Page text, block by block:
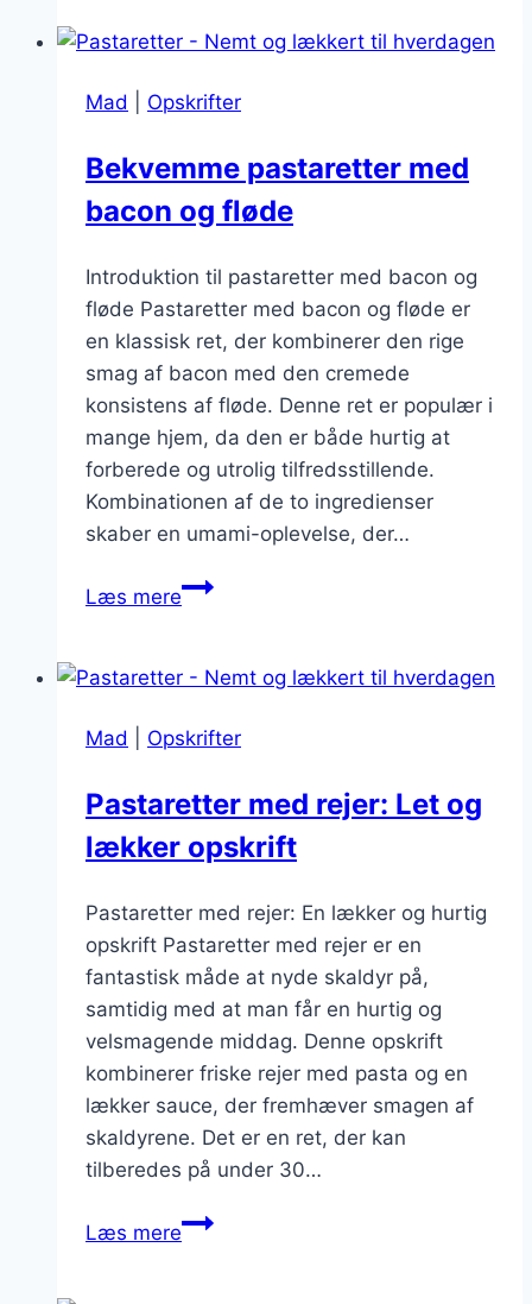
Et
kick
bordet
Mad Opskrifter
Bekvemme pastaretter med
bacon og fløde
Introduktion til pastaretter med bacon og
fløde Pastaretter med bacon og fløde er
en klassisk ret, der kombinerer den rige
smag af bacon med den cremede
konsistens af fløde. Denne ret er populær i
mange hjem, da den er både hurtig at
forberede og utrolig tilfredsstillende.
Kombinationen af de to ingredienser
skaber en umami-oplevelse, der…
Læs mereBekvemme
bacon
fløde
Mad Opskrifter
Pastaretter med rejer: Let og
lækker opskrift
Pastaretter med rejer: En lækker og hurtig
opskrift Pastaretter med rejer er en
fantastisk måde at nyde skaldyr på,
samtidig med at man får en hurtig og
velsmagende middag. Denne opskrift
kombinerer friske rejer med pasta og en
lækker sauce, der fremhæver smagen af
skaldyrene. Det er en ret, der kan
tilberedes på under 30…
Læs merePastaretter